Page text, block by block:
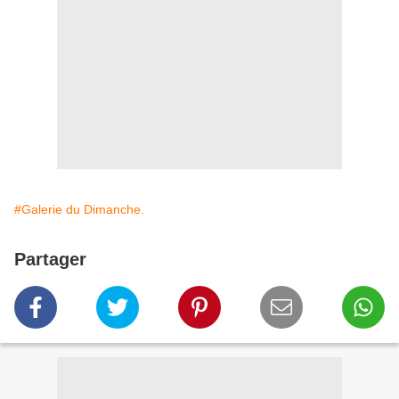
#Galerie du Dimanche.
Partager